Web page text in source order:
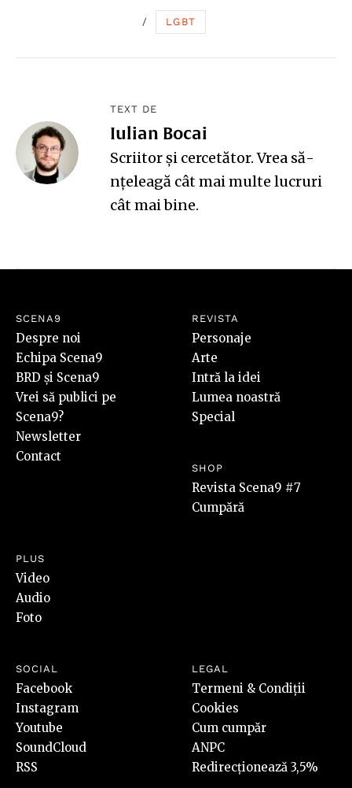
/ LGBT
TEXT DE
Iulian Bocai
Scriitor și cercetător. Vrea să-
nțeleagă cât mai multe lucruri
cât mai bine.
SCENA9
Despre noi
Echipa Scena9
BRD și Scena9
Vrei să publici pe
Scena9?
Newsletter
Contact
REVISTA
Personaje
Arte
Intră la idei
Lumea noastră
Special
SHOP
Revista Scena9 #7
Cumpără
PLUS
Video
Audio
Foto
SOCIAL
Facebook
Instagram
Youtube
SoundCloud
RSS
LEGAL
Termeni & Condiții
Cookies
Cum cumpăr
ANPC
Redirecționează 3,5%